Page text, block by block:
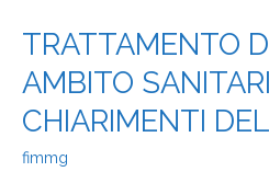
TRATTAMENTO
AMBITO
CHIARIMENTI
fimmg
TRATTAMENTO
DEI
DATI
AMBITO
SANITARIO: